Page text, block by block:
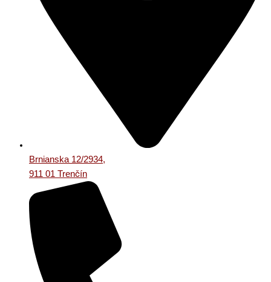
Brnianska 12/2934,
911 01 Trenčín